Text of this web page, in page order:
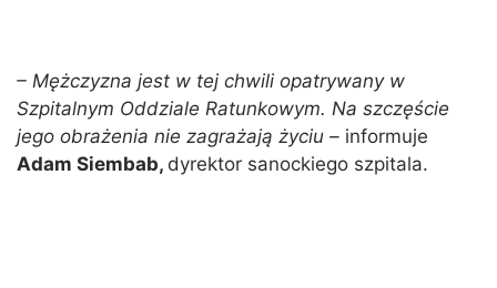
– Mężczyzna jest w tej chwili opatrywany w
Szpitalnym Oddziale Ratunkowym. Na szczęście
jego obrażenia nie zagrażają życiu – informuje
Adam Siembab, dyrektor sanockiego szpitala.